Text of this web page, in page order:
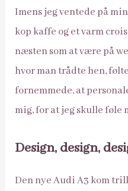
Imens jeg ventede på
kop kaffe og et varm
næsten som at være på
hvor man trådte hen,
fornemmede, at
mig, for at jeg skulle føle
Design, design,
Den nye Audi A3 kom